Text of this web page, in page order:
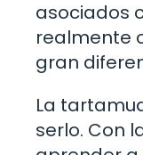
asociados
realmente
gran
La
serlo. Con